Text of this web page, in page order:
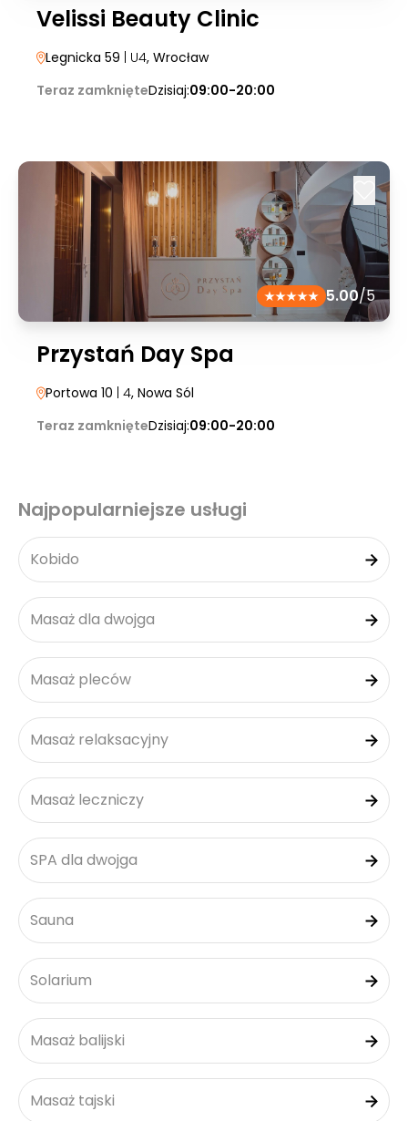
Velissi Beauty Clinic
Legnicka 59 | U4, Wrocław
Teraz zamknięteDzisiaj:09:00-20:00
5.00/5
Przystań Day Spa
Portowa 10 | 4, Nowa Sól
Teraz zamknięteDzisiaj:09:00-20:00
Najpopularniejsze usługi
Kobido
Masaż dla dwojga
Masaż pleców
Masaż relaksacyjny
Masaż leczniczy
SPA dla dwojga
Sauna
Solarium
Masaż balijski
Masaż tajski